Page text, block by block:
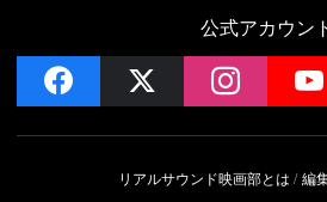
公式アカウン
facebook
リアルサウンド映画部とは 編